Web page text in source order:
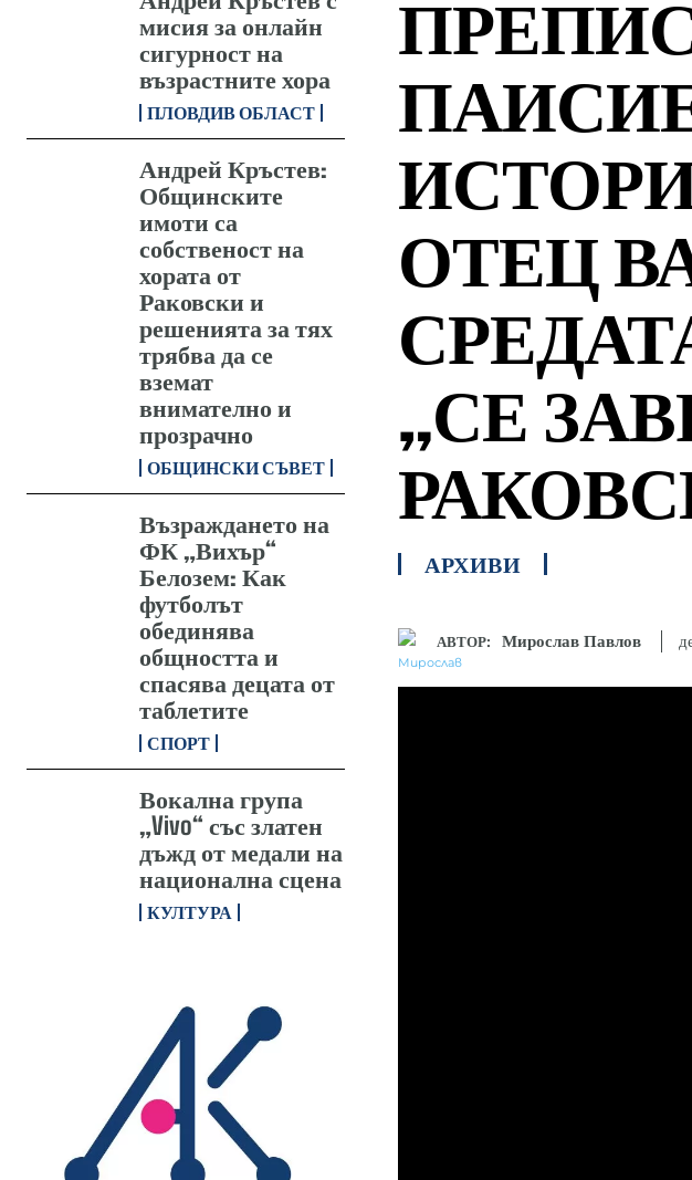
мисия за онлайн
сигурност на
възрастните хора
ПЛОВДИВ ОБЛАСТ
Андрей Кръстев:
Общинските
имоти са
собственост на
хората от
Раковски и
решенията за тях
трябва да се
вземат
внимателно и
прозрачно
ОБЩИНСКИ СЪВЕТ
Възраждането на
ФК „Вихър“
Белозем: Как
футболът
обединява
общността и
спасява децата от
таблетите
СПОРТ
Вокална група
„Vivo“ със златен
дъжд от медали на
национална сцена
КУЛТУРА
ОТЕЦ
„СЕ
АРХИВИ
АВТОР: Мирослав Павлов